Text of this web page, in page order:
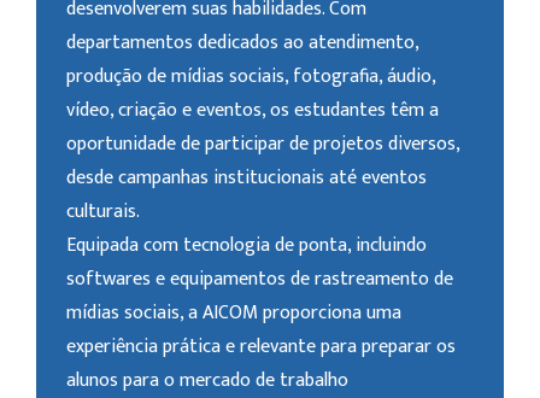
desenvolverem suas habilidades. Com
departamentos dedicados ao atendimento,
produção de mídias sociais, fotografia, áudio,
vídeo, criação e eventos, os estudantes têm a
oportunidade de participar de projetos diversos,
desde campanhas institucionais até eventos
culturais.
Equipada com tecnologia de ponta, incluindo
softwares e equipamentos de rastreamento de
mídias sociais, a AICOM proporciona uma
experiência prática e relevante para preparar os
alunos para o mercado de trabalho